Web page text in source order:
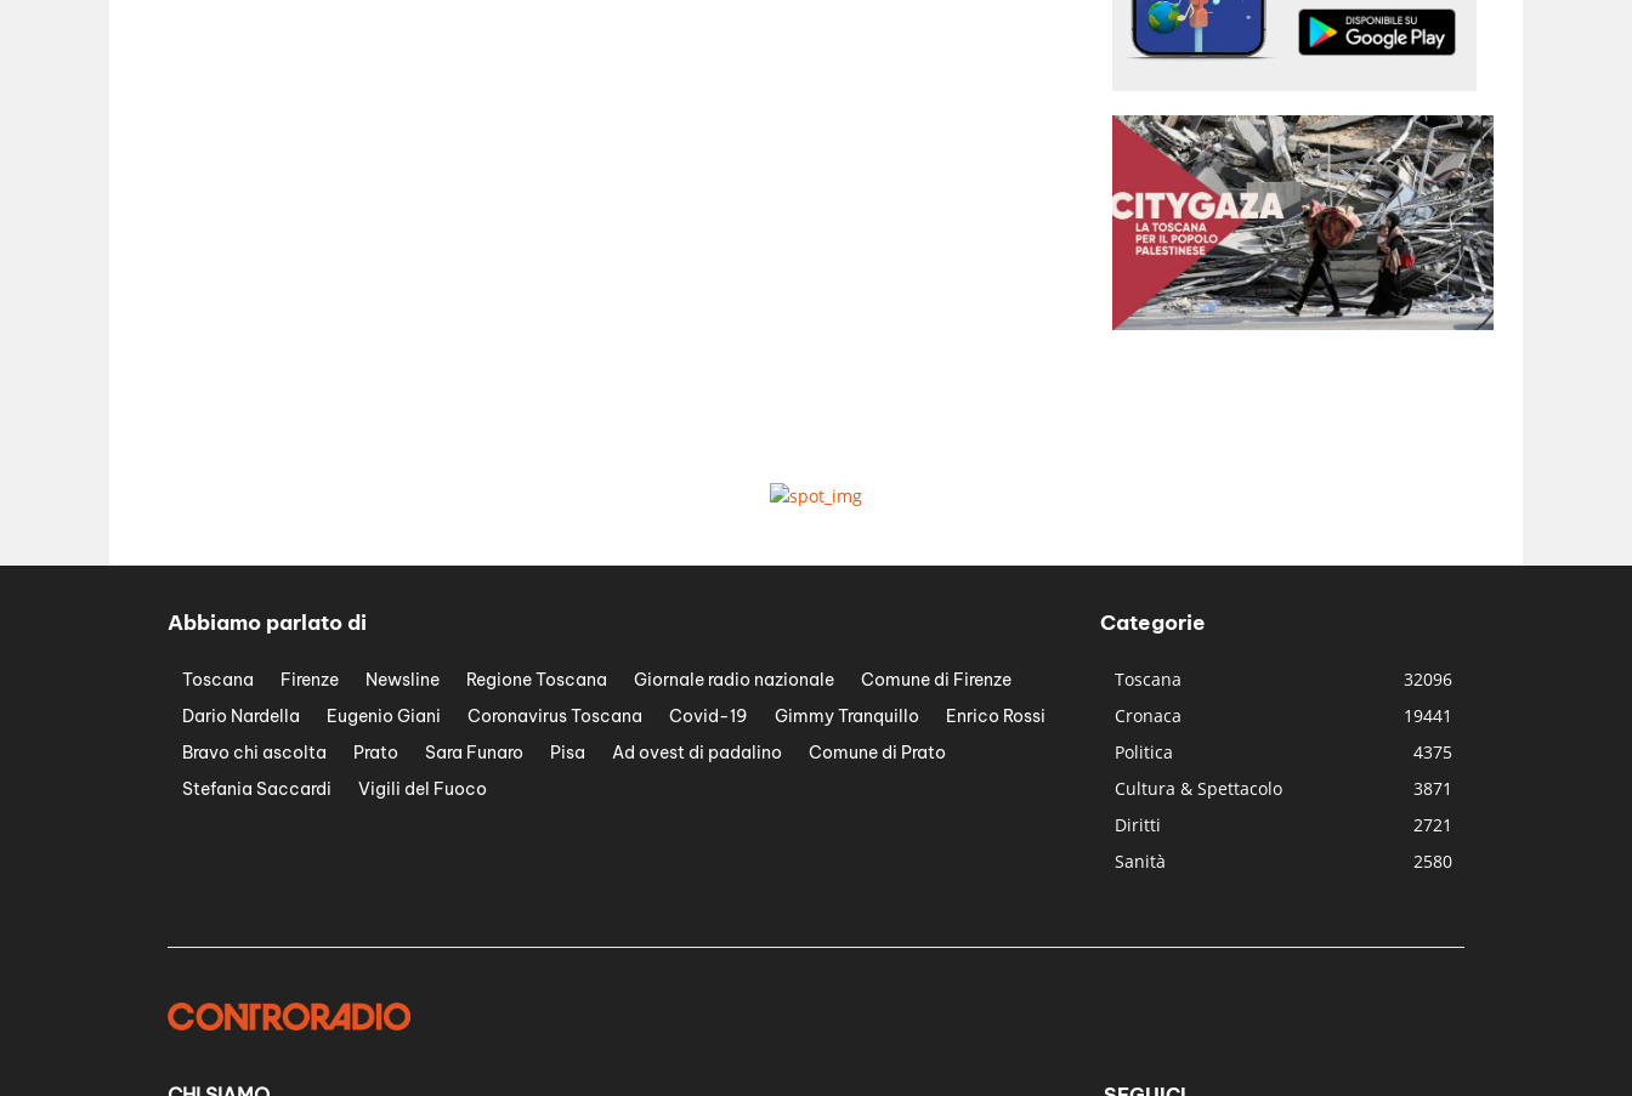
Abbiamo parlato di
Toscana Firenze Newsline Regione Toscana Giornale radio nazionale
Comune di Firenze
Dario Nardella
Eugenio Giani Coronavirus Toscana Covid-19 Gimmy Tranquillo
Enrico Rossi
Bravo chi ascolta
Prato Sara Funaro Pisa Ad ovest di padalino
Comune di Prato
Stefania Saccardi
Vigili del Fuoco
Categorie
Toscana
32096
Cronaca
19441
Politica
4375
Cultura & Spettacolo
3871
Diritti
2721
Sanità
2580